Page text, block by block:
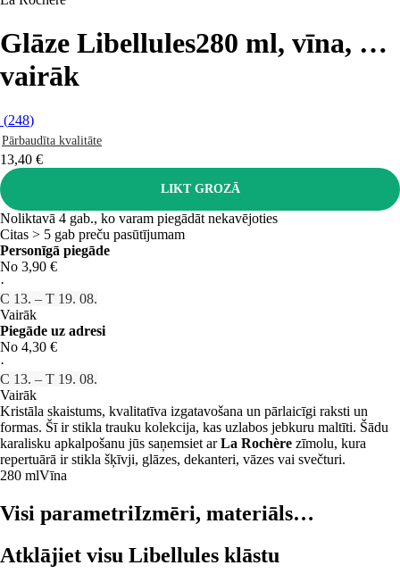
Glāze Libellules280 ml, vīna, …
vairāk
(248)
Pārbaudīta kvalitāte
13,40 €
LIKT GROZĀ
Noliktavā 4 gab., ko varam piegādāt nekavējoties
Citas > 5 gab preču pasūtījumam
Personīgā piegāde
No 3,90 €
·
C 13. – T 19. 08.
Vairāk
Piegāde uz adresi
No 4,30 €
·
C 13. – T 19. 08.
Vairāk
Kristāla skaistums, kvalitatīva izgatavošana un pārlaicīgi raksti un
formas. Šī ir stikla trauku kolekcija, kas uzlabos jebkuru maltīti. Šādu
karalisku apkalpošanu jūs saņemsiet arLa Rochère zīmolu, kura
repertuārā ir stikla šķīvji, glāzes, dekanteri, vāzes vai svečturi.
280 mlVīna
Visi parametriIzmēri, materiāls…
Atklājiet visu Libellules klāstu